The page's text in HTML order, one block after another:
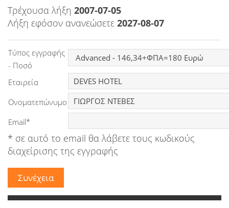
Αγγελίες
Ειδήσεις
Παιχνίδια
Ραδιόφωνο
Ταινίες
Τρέχουσα λήξη 2007-07-05
Λήξη εφόσον ανανεώσετε 2027-08-07
Τύπος εγγραφής
- Ποσό
Εταιρεία
Ονοματεπώνυμο
Email*
* σε αυτό το email θα λάβετε τους κωδικούς
διαχείρισης της εγγραφής